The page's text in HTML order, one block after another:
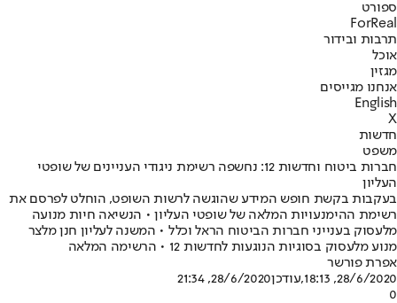
ספורט
ForReal
תרבות ובידור
אוכל
מגזין
אנחנו מגייסים
English
X
חדשות
משפט
חברות ביטוח וחדשות 12: נחשפה רשימת ניגודי העניינים של שופטי
העליון
בעקבות בקשת חופש המידע שהוגשה לרשות השופט, הוחלט לפרסם את
רשימת ההימנעויות המלאה של שופטי העליון • הנשיאה חיות מנועה
מלעסוק בענייני חברות הביטוח הראל וכלל • המשנה לעליון חנן מלצר
מנוע מלעסוק בסוגיות הנוגעות לחדשות 12 • הרשימה המלאה
אפרת פורשר
28/6/2020, 18:13
,עודכן28/6/2020, 21:34
0